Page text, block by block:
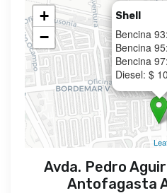
Shell
Bencina
Bencina
Bencina
Diesel: $
+
−
Avda. Pedro
Antofagasta